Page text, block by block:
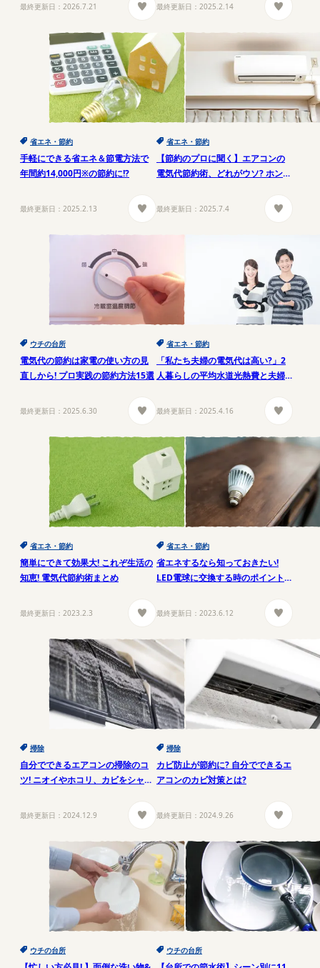
最終更新日： 2026.7.21 最終更新日： 2025.2.14
省エネ・節約
手軽にできる省エネ＆節電方法で
年間約14,000円※の節約に!?
最終更新日： 2025.2.13
省エネ・節約
【節約のプロに聞く】エアコンの
電気代節約術、どれがウソ? ホン
最終更新日： 2025.7.4
ウチの台所
電気代の節約は家電の使い方の見
直しから! プロ実践の節約方法15選
最終更新日： 2025.6.30
省エネ・節約
「私たち夫婦の電気代は高い?」2
人暮らしの平均水道光熱費と夫婦
最終更新日： 2025.4.16
省エネ・節約
簡単にできて効果大! これぞ生活の
知恵! 電気代節約術まとめ
最終更新日： 2023.2.3
省エネ・節約
省エネするなら知っておきたい!
LED電球に交換する時のポイント4
最終更新日： 2023.6.12
掃除
自分でできるエアコンの掃除のコ
ツ! ニオイやホコリ、カビをシャッ
最終更新日： 2024.12.9
掃除
カビ防止が節約に? 自分でできるエ
アコンのカビ対策とは?
最終更新日： 2024.9.26
ウチの台所 ウチの台所